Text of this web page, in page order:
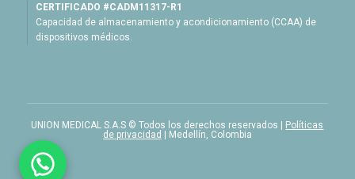
CERTIFICADO #CADM11317-R1
Capacidad de almacenamiento y acondicionamiento (CCAA) de
dispositivos médicos.
UNION MEDICAL S.A.S © Todos los derechos reservados | Políticas
de privacidad | Medellín, Colombia